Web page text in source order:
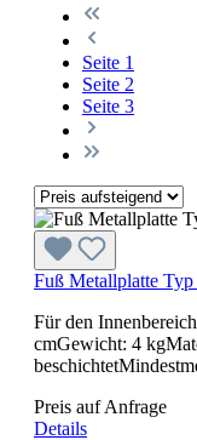
Seite 1
Seite 2
Seite 3
Fuß Metallplatte
Für den
cmGewicht: 4
Preis auf Anfrage
Details